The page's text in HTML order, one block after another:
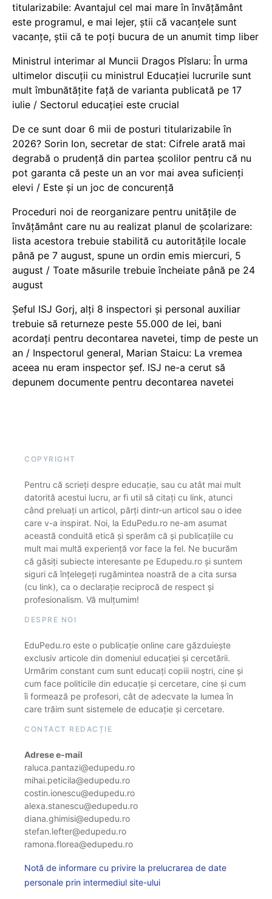
titularizabile: Avantajul cel mai mare în învățământ
este programul, e mai lejer, știi că vacanțele sunt
vacanţe, știi că te poți bucura de un anumit timp liber
Ministrul interimar al Muncii Dragos Pîslaru: În urma
ultimelor discuții cu ministrul Educației lucrurile sunt
mult îmbunătățite față de varianta publicată pe 17
iulie / Sectorul educației este crucial
De ce sunt doar 6 mii de posturi titularizabile în
2026? Sorin Ion, secretar de stat: Cifrele arată mai
degrabă o prudență din partea școlilor pentru că nu
pot garanta că peste un an vor mai avea suficienți
elevi / Este și un joc de concurență
Proceduri noi de reorganizare pentru unitățile de
învățământ care nu au realizat planul de școlarizare:
lista acestora trebuie stabilită cu autoritățile locale
până pe 7 august, spune un ordin emis miercuri, 5
august / Toate măsurile trebuie încheiate până pe 24
august
Șeful ISJ Gorj, alți 8 inspectori și personal auxiliar
trebuie să returneze peste 55.000 de lei, bani
acordați pentru decontarea navetei, timp de peste un
an / Inspectorul general, Marian Staicu: La vremea
aceea nu eram inspector șef. ISJ ne-a cerut să
depunem documente pentru decontarea navetei
COPYRIGHT
Pentru că scrieți despre educație, sau cu atât mai mult
datorită acestui lucru, ar fi util să citați cu link, atunci
când preluați un articol, părți dintr-un articol sau o idee
care v-a inspirat. Noi, la EduPedu.ro ne-am asumat
această conduită etică și sperăm că și publicațiile cu
mult mai multă experiență vor face la fel. Ne bucurăm
că găsiți subiecte interesante pe Edupedu.ro și suntem
siguri că înțelegeți rugămintea noastră de a cita sursa
(cu link), ca o declarație reciprocă de respect și
profesionalism. Vă mulțumim!
DESPRE NOI
EduPedu.ro este o publicație online care găzduiește
exclusiv articole din domeniul educației și cercetării.
Urmărim constant cum sunt educați copiii noștri, cine și
cum face politicile din educație și cercetare, cine și cum
îi formează pe profesori, cât de adecvate la lumea în
care trăim sunt sistemele de educație și cercetare.
CONTACT REDACȚIE
Adrese e-mail
raluca.pantazi@edupedu.ro
mihai.peticila@edupedu.ro
costin.ionescu@edupedu.ro
alexa.stanescu@edupedu.ro
diana.ghimisi@edupedu.ro
stefan.lefter@edupedu.ro
ramona.florea@edupedu.ro
Notă de informare cu privire la prelucrarea de date
personale prin intermediul site-ului